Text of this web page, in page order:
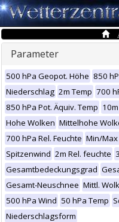
Parameter
500 hPa Geopot. Höhe 850
Niederschlag 2m Temp 700
850 hPa Pot. Äquiv. Temp
Hohe Wolken Mittelhohe
700 hPa Rel. Feuchte Min/Max
Spitzenwind 2m Rel. feuchte
Gesamtbedeckungsgrad
Gesamt-Neuschnee Mittl.
500 hPa Wind 50 hPa Temp
Niederschlagsform